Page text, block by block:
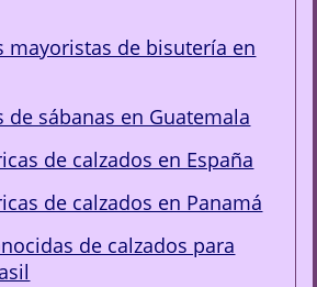
mayoristas de bisutería en
de sábanas en Guatemala
de calzados en España
de calzados en Panamá
de calzados para